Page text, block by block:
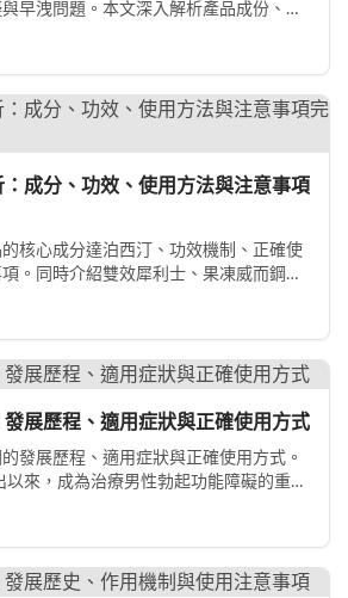
早洩問題。本文深入解析產品成份、功
成分、功效、使用方法與注意事項
核心成分達泊西汀、功效機制、正確使
。同時介紹雙效犀利士、果凍威而鋼雙
展歷程、適用症狀與正確使用方式
發展歷程、適用症狀與正確使用方式。
來，成為治療男性勃起功能障礙的重要